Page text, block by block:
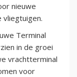
nieuwe
Terminal
in de groei
vrachtterminal
voor